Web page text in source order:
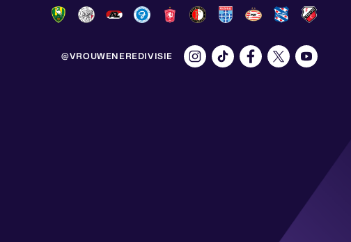
@VROUWENEREDIVISIE